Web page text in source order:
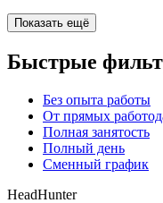
Показать ещё
Быстрые
Без опыта работы
От прямых
Полная занятость
Полный день
Сменный график
HeadHunter